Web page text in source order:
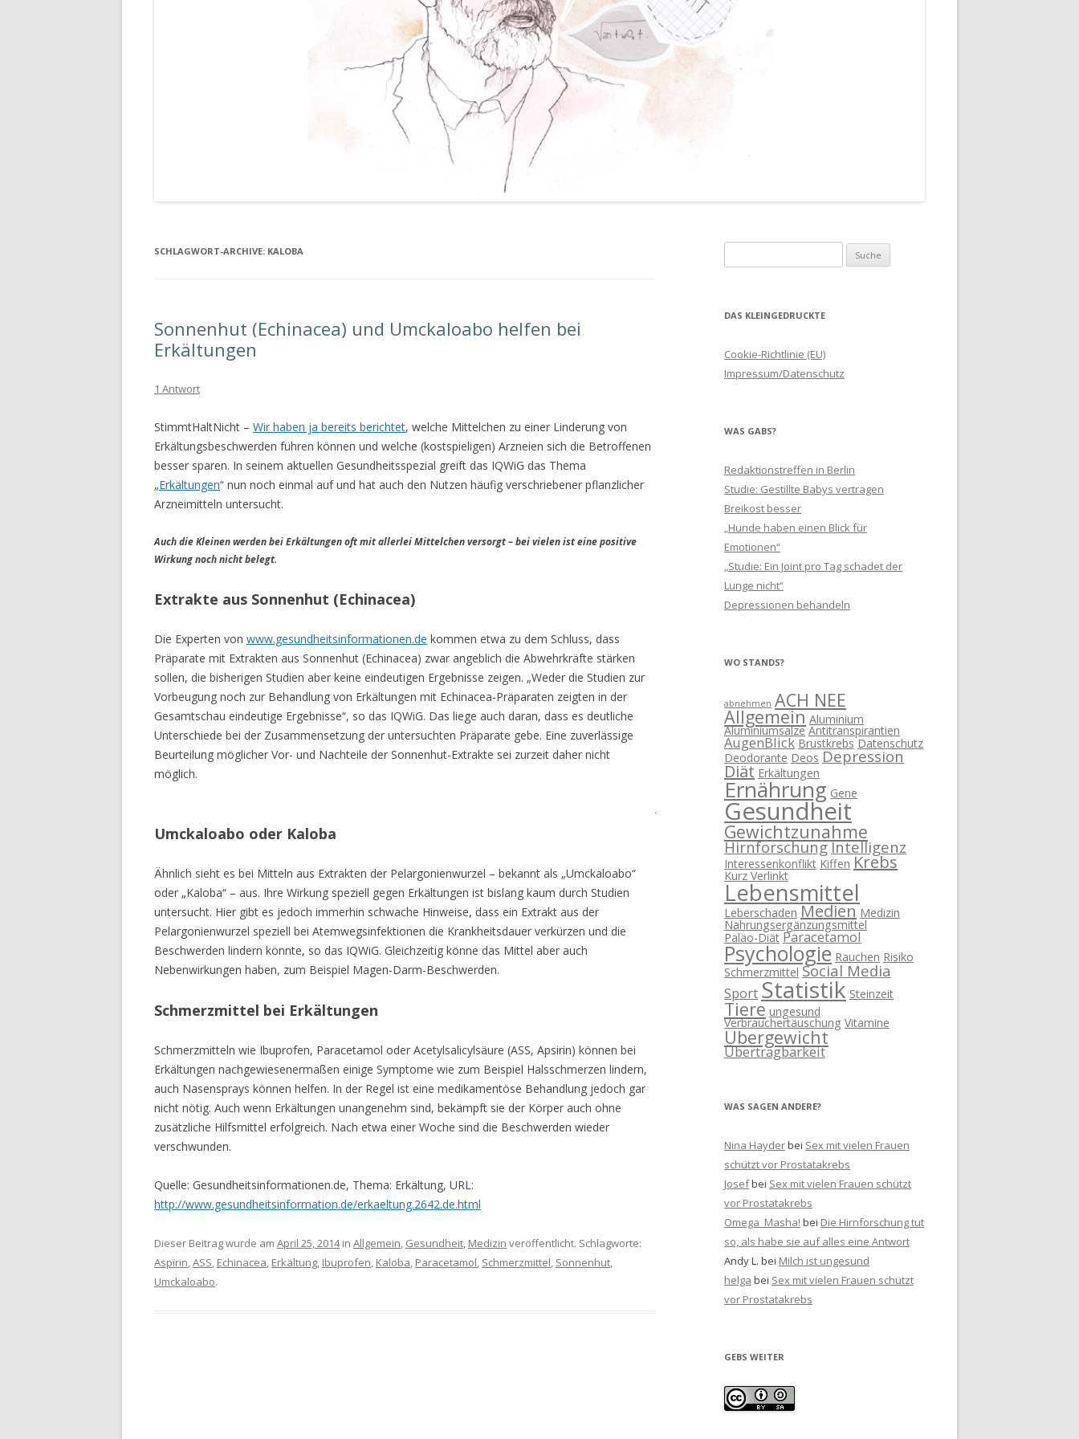
SCHLAGWORT-ARCHIVE: KALOBA
Sonnenhut (Echinacea) und Umckaloabo helfen bei
Erkältungen
1 Antwort
StimmtHaltNicht – Wir haben ja bereits berichtet, welche Mittelchen zu einer Linderung von
Erkältungsbeschwerden führen können und welche (kostspieligen) Arzneien sich die Betroffenen
besser sparen. In seinem aktuellen Gesundheitsspezial greift das IQWiG das Thema
„Erkältungen“ nun noch einmal auf und hat auch den Nutzen häufig verschriebener pflanzlicher
Arzneimitteln untersucht.
Auch die Kleinen werden bei Erkältungen oft mit allerlei Mittelchen versorgt – bei vielen ist eine positive
Wirkung noch nicht belegt.
Extrakte aus Sonnenhut (Echinacea)
Die Experten von www.gesundheitsinformationen.de kommen etwa zu dem Schluss, dass
Präparate mit Extrakten aus Sonnenhut (Echinacea) zwar angeblich die Abwehrkräfte stärken
sollen, die bisherigen Studien aber keine eindeutigen Ergebnisse zeigen. „Weder die Studien zur
Vorbeugung noch zur Behandlung von Erkältungen mit Echinacea-Präparaten zeigten in der
Gesamtschau eindeutige Ergebnisse“, so das IQWiG. Das liege auch daran, dass es deutliche
Unterschiede bei der Zusammensetzung der untersuchten Präparate gebe. Eine zuverlässige
Beurteilung möglicher Vor- und Nachteile der Sonnenhut-Extrakte sei zurzeit daher nicht
möglich.
Umckaloabo oder Kaloba
Ähnlich sieht es bei Mitteln aus Extrakten der Pelargonienwurzel – bekannt als „Umckaloabo“
oder „Kaloba“ – aus. Ihre Wirkung speziell gegen Erkältungen ist bislang kaum durch Studien
untersucht. Hier gibt es jedoch immerhin schwache Hinweise, dass ein Extrakt aus der
Pelargonienwurzel speziell bei Atemwegsinfektionen die Krankheitsdauer verkürzen und die
Beschwerden lindern könnte, so das IQWiG. Gleichzeitig könne das Mittel aber auch
Nebenwirkungen haben, zum Beispiel Magen-Darm-Beschwerden.
Schmerzmittel bei Erkältungen
Schmerzmitteln wie Ibuprofen, Paracetamol oder Acetylsalicylsäure (ASS, Apsirin) können bei
Erkältungen nachgewiesenermaßen einige Symptome wie zum Beispiel Halsschmerzen lindern,
auch Nasensprays können helfen. In der Regel ist eine medikamentöse Behandlung jedoch gar
nicht nötig. Auch wenn Erkältungen unangenehm sind, bekämpft sie der Körper auch ohne
zusätzliche Hilfsmittel erfolgreich. Nach etwa einer Woche sind die Beschwerden wieder
verschwunden.
Quelle: Gesundheitsinformationen.de, Thema: Erkältung, URL:
http://www.gesundheitsinformation.de/erkaeltung.2642.de.html
Dieser Beitrag wurde am April 25, 2014in Allgemein, Gesundheit, Medizin veröffentlicht. Schlagworte:
Aspirin,ASS, Echinacea, Erkältung, Ibuprofen, Kaloba, Paracetamol, Schmerzmittel, Sonnenhut,
Umckaloabo.
nach:
DAS KLEINGEDRUCKTE
Cookie-Richtlinie (EU)
Impressum/Datenschutz
WAS GABS?
Redaktionstreffen in Berlin
Studie: Gestillte Babys vertragen
Breikost besser
„Hunde haben einen Blick für
Emotionen“
„Studie: Ein Joint pro Tag schadet der
Lunge nicht“
Depressionen behandeln
WO STANDS?
abnehmen ACH NEE
Allgemein Aluminium
Aluminiumsalze Antitranspirantien
AugenBlick Brustkrebs Datenschutz
Deodorante Deos Depression
Diät Erkältungen
Ernährung Gene
Gesundheit
Gewichtzunahme
HirnforschungIntelligenz
Interessenkonflikt Kiffen Krebs
Kurz Verlinkt
Lebensmittel
Leberschaden Medien Medizin
Nahrungsergänzungsmittel
Paläo-Diät Paracetamol
Psychologie Rauchen Risiko
Schmerzmittel Social Media
Sport Statistik Steinzeit
Tiere ungesund
Verbrauchertäuschung Vitamine
Übergewicht
Übertragbarkeit
WAS SAGEN ANDERE?
Nina Hayderbei Sex mit vielen Frauen
schützt vor Prostatakrebs
Josefbei Sex mit vielen Frauen schützt
vor Prostatakrebs
Omega_Masha! bei Die Hirnforschung tut
so, als habe sie auf alles eine Antwort
Andy L. bei Milch ist ungesund
helga bei Sex mit vielen Frauen schützt
vor Prostatakrebs
GEBS WEITER